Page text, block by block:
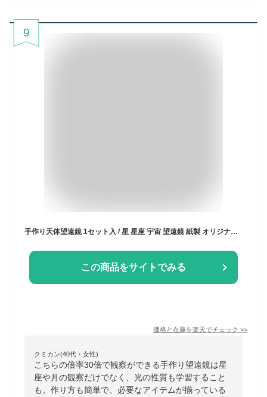
9
手作り天体望遠鏡 1セット入 / 星 星座 宇宙 望遠鏡 紙製 オリジナル 着色 三脚付 理科 宿題 自由研究 キット 科学工作 実験 科学 組立 組み立て 工作 自由工作 夏休み 冬休み 図工 クリスマス ハンドクラフト プレゼント アーテック artec 学校 教材【宅配便】
この商品をサイトでみる
価格と在庫を楽天でチェック >>
クミカン(40代・女性)
こちらの倍率30倍で観察ができる手作り望遠鏡は星
座や月の観察だけでなく、光の性質も学習すること
も。作り方も簡単で、必要なアイテムが揃っている